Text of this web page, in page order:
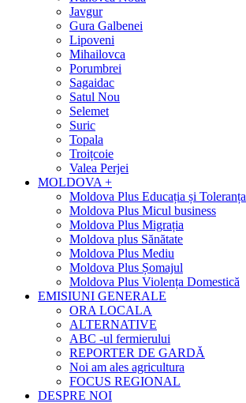
Javgur
Gura Galbenei
Lipoveni
Mihailovca
Porumbrei
Sagaidac
Satul Nou
Selemet
Suric
Topala
Troițcoie
Valea Perjei
MOLDOVA +
Moldova Plus Educația și Toleranța
Moldova Plus Micul business
Moldova Plus Migrația
Moldova plus Sănătate
Moldova Plus Mediu
Moldova Plus Șomajul
Moldova Plus Violența Domestică
EMISIUNI GENERALE
ORA LOCALA
ALTERNATIVE
ABC -ul fermierului
REPORTER DE GARDĂ
Noi am ales agricultura
FOCUS REGIONAL
DESPRE NOI